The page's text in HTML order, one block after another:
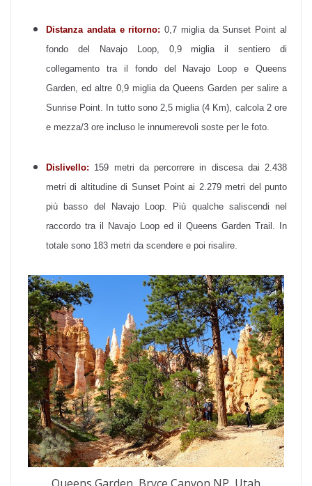
Distanza andata e ritorno: 0,7 miglia da Sunset Point al
fondo del Navajo Loop, 0,9 miglia il sentiero di
collegamento tra il fondo del Navajo Loop e Queens
Garden, ed altre 0,9 miglia da Queens Garden per salire a
Sunrise Point. In tutto sono 2,5 miglia (4 Km), calcola 2 ore
e mezza/3 ore incluso le innumerevoli soste per le foto.
Dislivello: 159 metri da percorrere in discesa dai 2.438
metri di altitudine di Sunset Point ai 2.279 metri del punto
più basso del Navajo Loop. Più qualche saliscendi nel
raccordo tra il Navajo Loop ed il Queens Garden Trail. In
totale sono 183 metri da scendere e poi risalire.
Queens Garden, Bryce Canyon NP, Utah